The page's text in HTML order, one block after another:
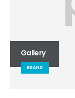
Gallery
BRAND